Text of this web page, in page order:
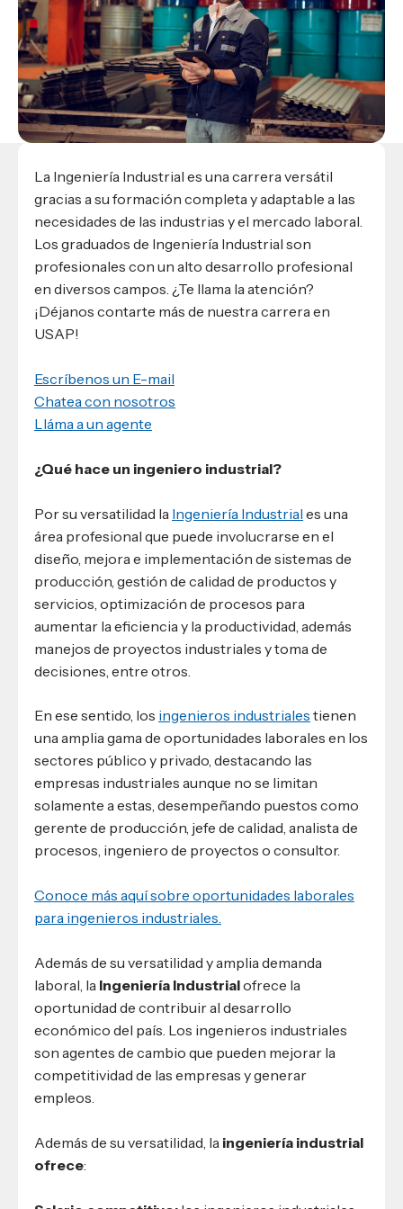
Escuela de Ciencias de la Comunicación
Escuela de Ciencias de la Salud
Escuela de Arquitectura
Ver toda la oferta académica
Escuela deNegocios
Datos de contacto
admisiones@usap.edu
+504 2561-8727
Ave. Circunvalación, San Pedro Sula,
Honduras, C.A.
EXCELENCIA USAP
Lifelong Learning University
Responsabilidad social y sostenibilidad
Empleabilidad
¿Que es USAP+?
RECURSOS
Guía de Servicios Académicos y Administrativos
Manual M365
Manual Moddle
Normas Académicas
Experiencias de alumnos
internacionales
Conocé experiencias
Evento
USAP integra RediEShn
Leer artículo
La Ingeniería Industrial es una carrera versátil
gracias a su formación completa y adaptable a las
necesidades de las industrias y el mercado laboral.
Los graduados de Ingeniería Industrial son
profesionales con un alto desarrollo profesional
en diversos campos. ¿Te llama la atención?
¡Déjanos contarte más de nuestra carrera en
USAP!
Escríbenos un E-mail
Chatea con nosotros
Lláma a un agente
¿Qué hace un ingeniero industrial?
Por su versatilidad la Ingeniería Industrial es una
área profesional que puede involucrarse en el
diseño, mejora e implementación de sistemas de
producción, gestión de calidad de productos y
servicios, optimización de procesos para
aumentar la eficiencia y la productividad, además
manejos de proyectos industriales y toma de
decisiones, entre otros.
En ese sentido, los ingenieros industriales tienen
una amplia gama de oportunidades laborales en los
sectores público y privado, destacando las
empresas industriales aunque no se limitan
solamente a estas, desempeñando puestos como
gerente de producción, jefe de calidad, analista de
procesos, ingeniero de proyectos o consultor.
Conoce más aquí sobre oportunidades laborales
para ingenieros industriales.
Además de su versatilidad y amplia demanda
laboral, la Ingeniería Industrialofrece la
oportunidad de contribuir al desarrollo
económico del país. Los ingenieros industriales
son agentes de cambio que pueden mejorar la
competitividad de las empresas y generar
empleos.
Además de su versatilidad, la ingeniería industrial
ofrece: